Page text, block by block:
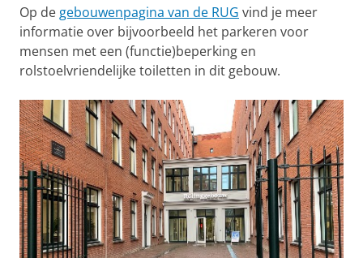
Op de gebouwenpagina van de RUG vind je meer
informatie over bijvoorbeeld het parkeren voor
mensen met een (functie)beperking en
rolstoelvriendelijke toiletten in dit gebouw.